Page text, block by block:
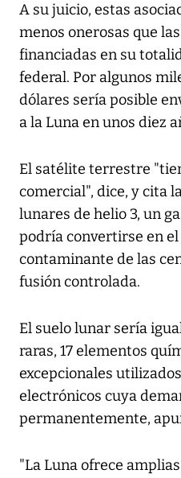
A su juicio, estas
menos onerosas que
financiadas en su
federal. Por algunos
dólares sería posible
a la Luna en unos diez
El satélite terrestre
comercial", dice, y cita
lunares de helio 3, un
podría convertirse en
contaminante de las
fusión controlada.
El suelo lunar sería
raras, 17 elementos
excepcionales
electrónicos cuya
permanentemente,
"La Luna ofrece